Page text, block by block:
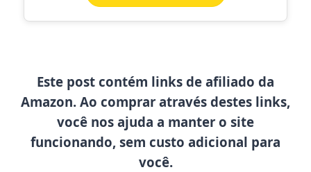
Este post contém links de afiliado da
Amazon. Ao comprar através destes links,
você nos ajuda a manter o site
funcionando, sem custo adicional para
você.